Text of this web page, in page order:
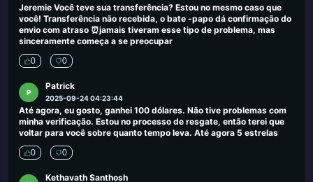
Jeremie Você teve sua transferência? Estou no mesmo caso que
você! Transferência não recebida, o bate -papo dá confirmação do
envio com atraso ⏰jamais tiveram esse tipo de problema, mas
sinceramente começa a se preocupar
0 0
P
Patrick
2025-09-24 04:23:44
Até agora, eu gosto, ganhei 100 dólares. Não tive problemas com
minha verificação. Estou no processo de resgate, então terei que
voltar para você sobre quanto tempo leva. Até agora 5 estrelas
0 0
Kethavath Santhosh